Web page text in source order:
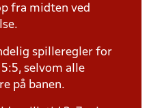
fra midten ved
spilleregler for
selvom alle
på banen.